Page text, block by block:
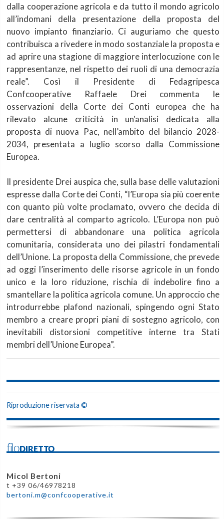
dalla cooperazione agricola e da tutto il mondo agricolo
all’indomani della presentazione della proposta del
nuovo impianto finanziario. Ci auguriamo che questo
contribuisca a rivedere in modo sostanziale la proposta e
ad aprire una stagione di maggiore interlocuzione con le
rappresentanze, nel rispetto dei ruoli di una democrazia
reale”. Così il Presidente di Fedagripesca
Confcooperative Raffaele Drei commenta le
osservazioni della Corte dei Conti europea che ha
rilevato alcune criticità in un'analisi dedicata alla
proposta di nuova Pac, nell’ambito del bilancio 2028-
2034, presentata a luglio scorso dalla Commissione
Europea.
Il presidente Drei auspica che, sulla base delle valutazioni
espresse dalla Corte dei Conti, “l’Europa sia più coerente
con quanto più volte proclamato, ovvero che decida di
dare centralità al comparto agricolo. L’Europa non può
permettersi di abbandonare una politica agricola
comunitaria, considerata uno dei pilastri fondamentali
dell’Unione. La proposta della Commissione, che prevede
ad oggi l’inserimento delle risorse agricole in un fondo
unico e la loro riduzione, rischia di indebolire fino a
smantellare la politica agricola comune. Un approccio che
introdurrebbe plafond nazionali, spingendo ogni Stato
membro a creare propri piani di sostegno agricolo, con
inevitabili distorsioni competitive interne tra Stati
membri dell’Unione Europea”.
Riproduzione riservata ©
filoDIRETTO
Micol Bertoni
t +39 06/46978218
bertoni.m@confcooperative.it